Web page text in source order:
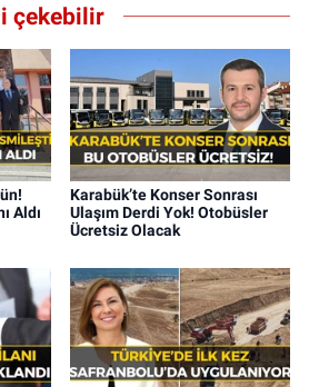
çekebilir
Aldı
Karabük’te Konser Sonrası
Ulaşım Derdi Yok! Otobüsler
Ücretsiz Olacak